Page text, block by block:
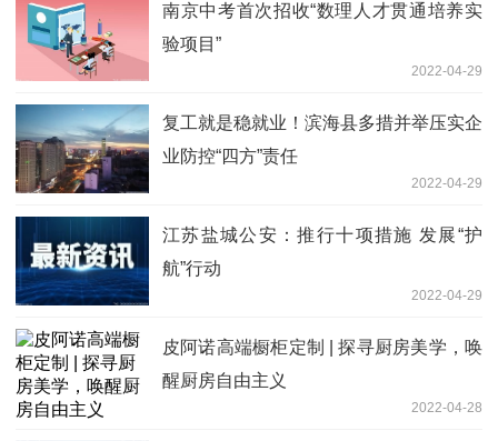
南京中考首次招收“数理人才贯通培养实
验项目”
2022-04-29
复工就是稳就业！滨海县多措并举压实企
业防控“四方”责任
2022-04-29
江苏盐城公安：推行十项措施 发展“护
航”行动
2022-04-29
皮阿诺高端橱柜定制 | 探寻厨房美学，唤
醒厨房自由主义
2022-04-28